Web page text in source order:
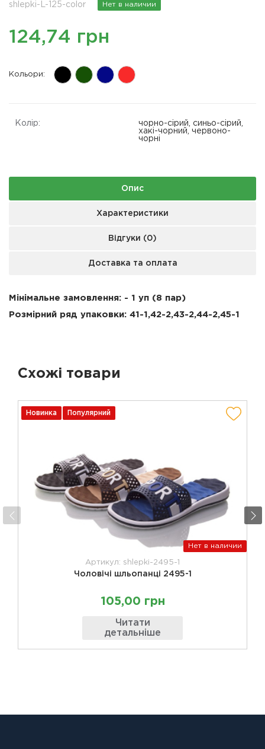
shlepki-L-125-color Нет в наличии
124,74 грн
Кольори:
Колір:
чорно-сірий, синьо-сірий,
хакі-чорний, червоно-
чорні
Опис
Характеристики
Відгуки (0)
Доставка та оплата
Мінімальне замовлення: - 1 уп (8 пар)
Розмірний ряд упаковки: 41-1,42-2,43-2,44-2,45-1
Схожі товари
Новинка Популярний
Нет в наличии
Артикул: shlepki-2495-1
Чоловічі шльопанці 2495-1
105,00 грн
Читати
детальніше